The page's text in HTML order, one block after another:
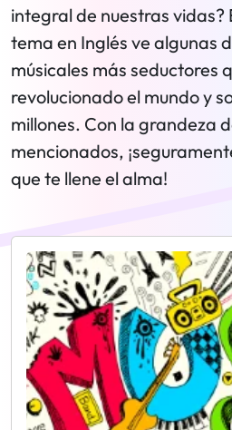
integral de nuestras
tema en Inglés ve algunas
músicales más seductores
revolucionado el mundo y
millones. Con la grandeza
mencionados,
que te llene el alma!